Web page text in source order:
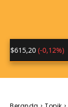
(-0,12%)